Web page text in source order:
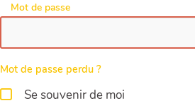
Mot de passe
Mot de passe perdu ?
Se souvenir de moi